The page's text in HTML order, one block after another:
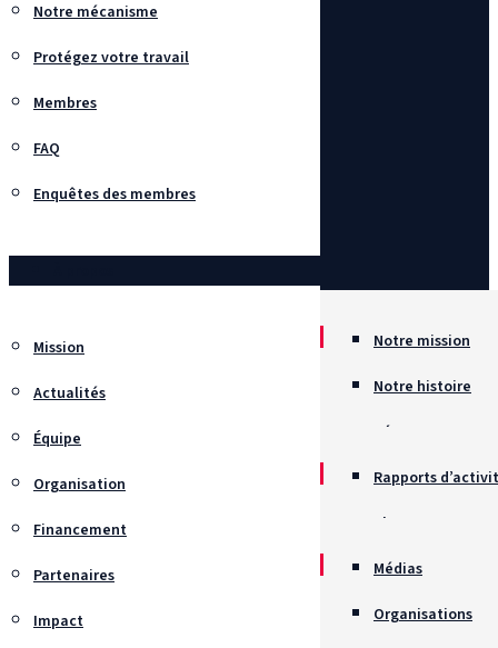
Notre mécanisme
Protégez votre travail
Membres
FAQ
Enquêtes des membres
Mission Notre mission
Notre histoire
Récompenses
Actualités
Équipe
Organisation Rapports
Chartes
Recrutement
Financement
Partenaires Médias
Organisations
Impact